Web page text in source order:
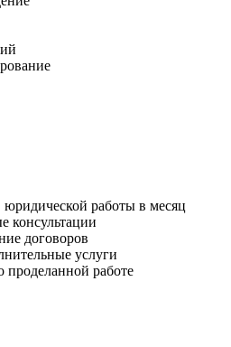
работы в месяц
консультации
договоров
услуги
проделанной работе